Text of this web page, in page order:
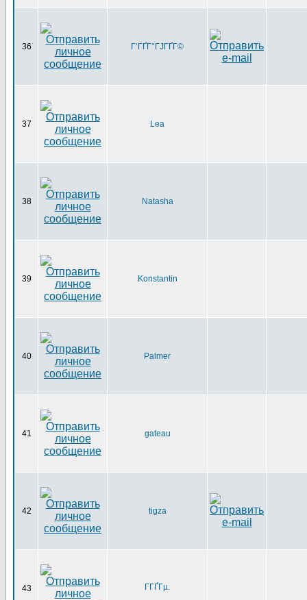
36 Г‘ГҐГ°ГЈГҐГ©
37 Lea
38 Natasha
39 Konstantin
40 Palmer
41 gateau
42 tigza
43 ГГҐГµ.